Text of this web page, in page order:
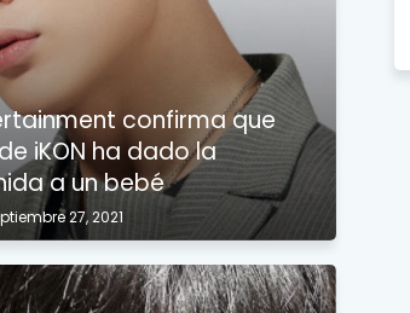
confirma que
iKON ha dado la
a un bebé
27, 2021